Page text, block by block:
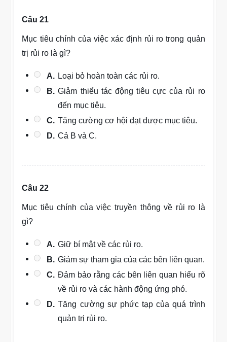
Câu 21
Mục tiêu chính của việc xác định rủi ro trong quản
trị rủi ro là gì?
A. Loại bỏ hoàn toàn các rủi ro.
B. Giảm thiểu tác động tiêu cực của rủi ro
đến mục tiêu.
C. Tăng cường cơ hội đạt được mục tiêu.
D. Cả B và C.
Câu 22
Mục tiêu chính của việc truyền thông về rủi ro là
gì?
A. Giữ bí mật về các rủi ro.
B. Giảm sự tham gia của các bên liên quan.
C. Đảm bảo rằng các bên liên quan hiểu rõ
về rủi ro và các hành động ứng phó.
D. Tăng cường sự phức tạp của quá trình
quản trị rủi ro.